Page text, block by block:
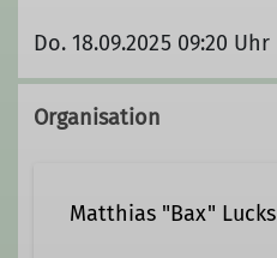
Do. 18.09.2025 09:20 Uhr
Organisation
Matthias "Bax" Lucks